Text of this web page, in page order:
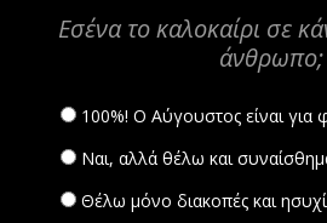
Εσένα το καλοκαίρι σε
άνθρωπο;
100%! Ο Αύγουστος είναι για
Ναι, αλλά θέλω και
Θέλω μόνο διακοπές και